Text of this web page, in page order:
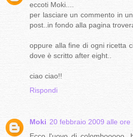
eccoti Moki....
per lasciare un commento in
post..in fondo alla pagina
oppure alla fine di ogni ricetta
dove è scritto after eight..
ciao ciao!!
Rispondi
Moki 20 febbraio 2009 alle ore